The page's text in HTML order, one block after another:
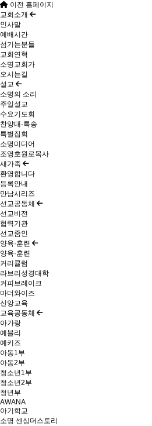
이전 홈페이지
교회소개
인사말
예배시간
섬기는분들
교회연혁
소명교회가
오시는길
설교
소명의 소리
주일설교
수요기도회
찬양대·특송
특별집회
소명미디어
조영호원로목사
새가족
환영합니다
등록안내
만남시리즈
선교공동체
선교비전
협력기관
선교줌인
양육·훈련
양육·훈련
커리큘럼
라브리성경대학
커피브레이크
마더와이즈
신앙교육
교육공동체
아가랑
예블리
예키즈
아동1부
아동2부
청소년1부
청소년2부
청년부
AWANA
아기학교
소명 센싱더스토리